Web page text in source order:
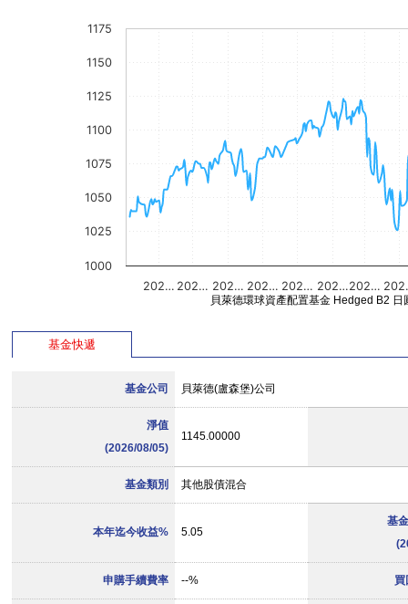
202… 202… 202… 202… 202… 202…202…
1000
1025
1050
1075
1100
1125
1150
1175
貝萊德環球資產配置基金 Hedged B2 日
基金快遞
基金公司 貝萊德(盧森堡)公司
淨值
(2026/08/05)
1145.00000
基金類別 其他股債混合
本年迄今收益% 5.05
基
申購手續費率 --% 買